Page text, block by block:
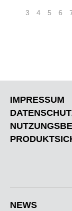
3 4 5 6
IMPRESSUM
NEWS